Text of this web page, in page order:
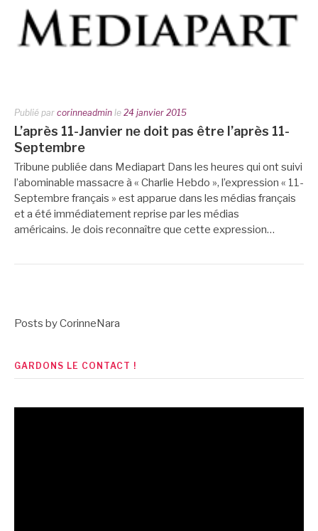
Publié par corinneadmin le 24 janvier 2015
L’après 11-Janvier ne doit pas être l’après 11-
Septembre
Tribune publiée dans Mediapart Dans les heures qui ont suivi
l’abominable massacre à « Charlie Hebdo », l’expression « 11-
Septembre français » est apparue dans les médias français
et a été immédiatement reprise par les médias
américains. Je dois reconnaître que cette expression…
Posts by CorinneNara
GARDONS LE CONTACT !